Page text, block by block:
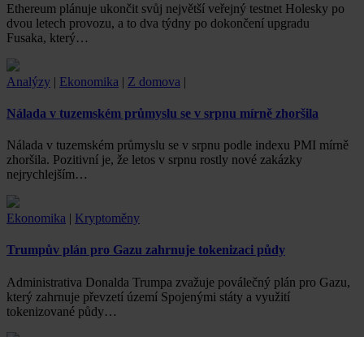
Ethereum plánuje ukončit svůj největší veřejný testnet Holesky po
dvou letech provozu, a to dva týdny po dokončení upgradu
Fusaka, který…
Analýzy | Ekonomika | Z domova |
Nálada v tuzemském průmyslu se v srpnu mírně zhoršila
Nálada v tuzemském průmyslu se v srpnu podle indexu PMI mírně
zhoršila. Pozitivní je, že letos v srpnu rostly nové zakázky
nejrychlejším…
Ekonomika | Kryptoměny
Trumpův plán pro Gazu zahrnuje tokenizaci půdy
Administrativa Donalda Trumpa zvažuje poválečný plán pro Gazu,
který zahrnuje převzetí území Spojenými státy a využití
tokenizované půdy…